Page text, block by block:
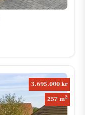
3.695.000 kr
257 m2